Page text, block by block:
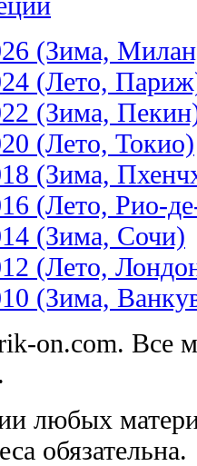
(Зима,
(Лето,
(Зима,
(Лето, Токио)
(Зима,
(Лето, Рио-
(Зима, Сочи)
(Лето,
(Зима,
on.com. Все
любых
обязательна.